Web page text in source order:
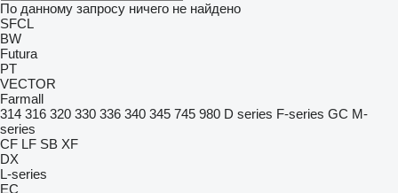
По данному запросу ничего не найдено
SFCL
BW
Futura
PT
VECTOR
Farmall
314 316 320 330 336 340 345 745 980 D series F-series GC M-
series
CF LF SB XF
DX
L-series
EC